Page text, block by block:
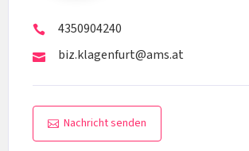
4350904240
biz.klagenfurt@ams.at
Nachricht senden